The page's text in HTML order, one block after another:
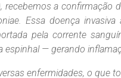
a confirmação
Essa doença
pela corrente
espinhal — gerando
enfermidades, o que